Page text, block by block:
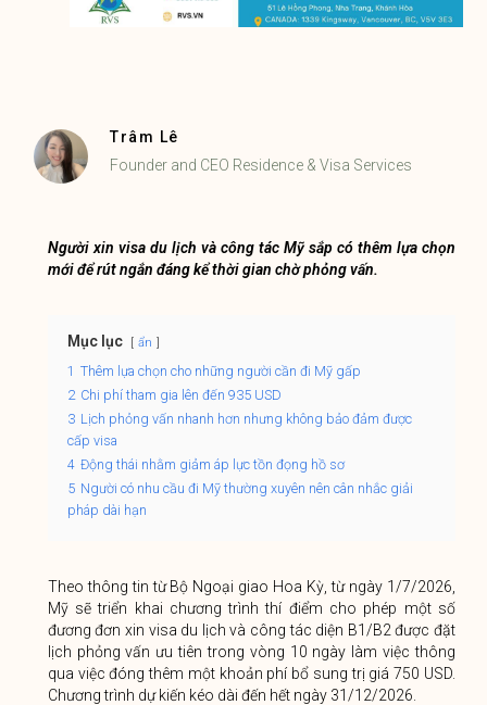
Trâm Lê
Founder and CEO Residence & Visa Services
Người xin visa du lịch và công tác Mỹ sắp có thêm lựa chọn
mới để rút ngắn đáng kể thời gian chờ phỏng vấn.
Mục lục ẩn
1 Thêm lựa chọn cho những người cần đi Mỹ gấp
2 Chi phí tham gia lên đến 935 USD
3 Lịch phỏng vấn nhanh hơn nhưng không bảo đảm được
cấp visa
4 Động thái nhằm giảm áp lực tồn đọng hồ sơ
5 Người có nhu cầu đi Mỹ thường xuyên nên cân nhắc giải
pháp dài hạn
Theo thông tin từ Bộ Ngoại giao Hoa Kỳ, từ ngày 1/7/2026,
Mỹ sẽ triển khai chương trình thí điểm cho phép một số
đương đơn xin visa du lịch và công tác diện B1/B2 được đặt
lịch phỏng vấn ưu tiên trong vòng 10 ngày làm việc thông
qua việc đóng thêm một khoản phí bổ sung trị giá 750 USD.
Chương trình dự kiến kéo dài đến hết ngày 31/12/2026.